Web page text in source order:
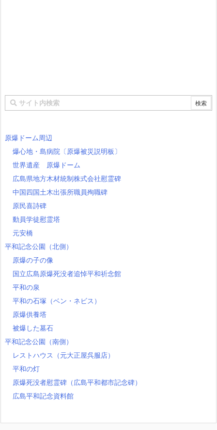
原爆ドーム周辺
爆心地・島病院〔原爆被災説明板〕
世界遺産 原爆ドーム
広島県地方木材統制株式会社慰霊碑
中国四国土木出張所職員殉職碑
原民喜詩碑
動員学徒慰霊塔
元安橋
平和記念公園（北側）
原爆の子の像
国立広島原爆死没者追悼平和祈念館
平和の泉
平和の石塚（ベン・ネビス）
原爆供養塔
被爆した墓石
平和記念公園（南側）
レストハウス（元大正屋呉服店）
平和の灯
原爆死没者慰霊碑（広島平和都市記念碑）
広島平和記念資料館